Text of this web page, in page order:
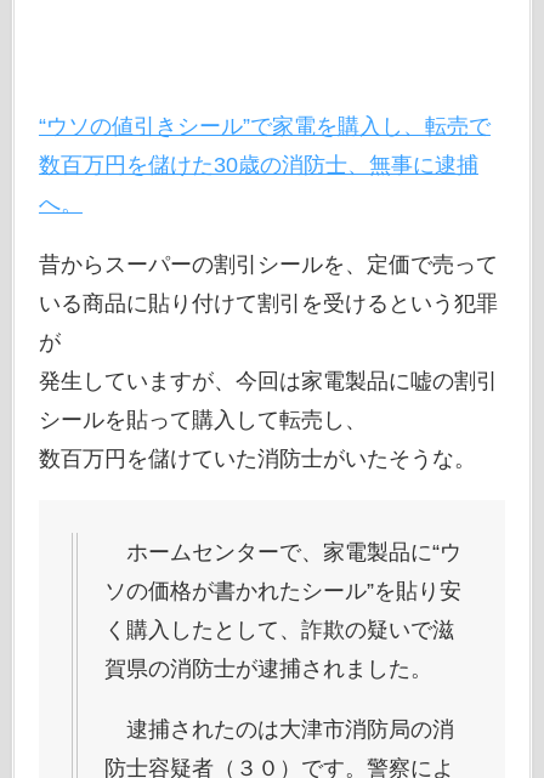
“ウソの値引きシール”で家電を購入し、転売で
数百万円を儲けた30歳の消防士、無事に逮捕
へ。
昔からスーパーの割引シールを、定価で売って
いる商品に貼り付けて割引を受けるという犯罪
が
発生していますが、今回は家電製品に嘘の割引
シールを貼って購入して転売し、
数百万円を儲けていた消防士がいたそうな。
ホームセンターで、家電製品に“ウ
ソの価格が書かれたシール”を貼り安
く購入したとして、詐欺の疑いで滋
賀県の消防士が逮捕されました。
逮捕されたのは大津市消防局の消
防士容疑者（３０）です。警察によ